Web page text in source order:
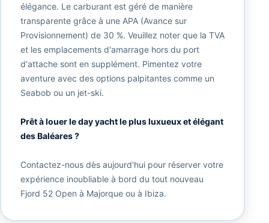
élégance. Le carburant est géré de manière
transparente grâce à une APA (Avance sur
Provisionnement) de 30 %. Veuillez noter que la TVA
et les emplacements d'amarrage hors du port
d'attache sont en supplément. Pimentez votre
aventure avec des options palpitantes comme un
Seabob ou un jet-ski.
Prêt à louer le day yacht le plus luxueux et élégant
des Baléares ?
Contactez-nous dès aujourd'hui pour réserver votre
expérience inoubliable à bord du tout nouveau
Fjord 52 Open à Majorque ou à Ibiza.